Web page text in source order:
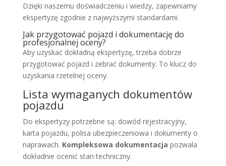
Dzięki naszemu doświadczeniu i wiedzy, zapewniamy
ekspertyzę zgodnie z najwyższymi standardami.
Jak przygotować pojazd i dokumentację do
profesjonalnej oceny?
Aby uzyskać dokładną ekspertyzę, trzeba dobrze
przygotować pojazd i zebrać dokumenty. To klucz do
uzyskania rzetelnej oceny.
Lista wymaganych dokumentów
pojazdu
Do ekspertyzy potrzebne są: dowód rejestracyjny,
karta pojazdu, polisa ubezpieczeniowa i dokumenty o
naprawach. Kompleksowa dokumentacja pozwala
dokładnie ocenić stan techniczny.